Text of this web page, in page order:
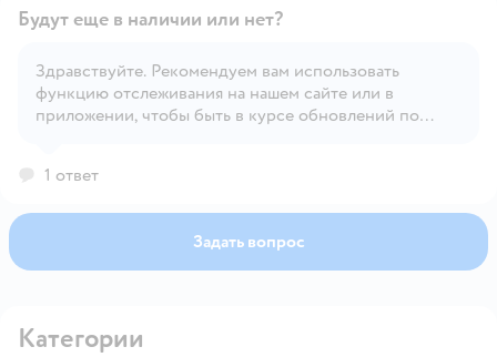
Открыть вопрос
Будут еще в наличии или нет?
Здравствуйте. Рекомендуем вам использовать
функцию отслеживания на нашем сайте или в
приложении, чтобы быть в курсе обновлений по
1 ответ
Задать вопрос
Категории